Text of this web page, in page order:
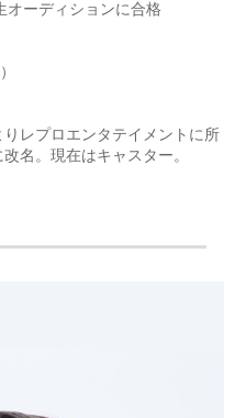
オーディションに合格
レプロエンタテイメントに所
名。現在はキャスター。